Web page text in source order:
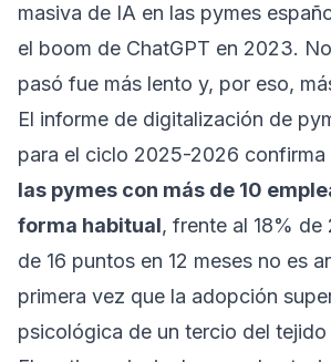
masiva de IA en las pymes
el boom de ChatGPT en 2023.
pasó fue más lento y, por eso,
El informe de digitalización de
para el ciclo 2025-2026 confirma
las pymes con más de 10
forma habitual, frente al 18% de
de 16 puntos en 12 meses no es
primera vez que la adopción
psicológica de un tercio del tejido